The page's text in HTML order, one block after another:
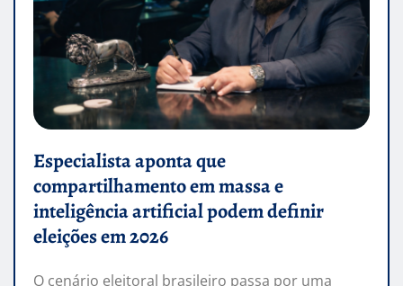
Especialista aponta que
compartilhamento em massa e
inteligência artificial podem definir
eleições em 2026
O cenário eleitoral brasileiro passa por uma